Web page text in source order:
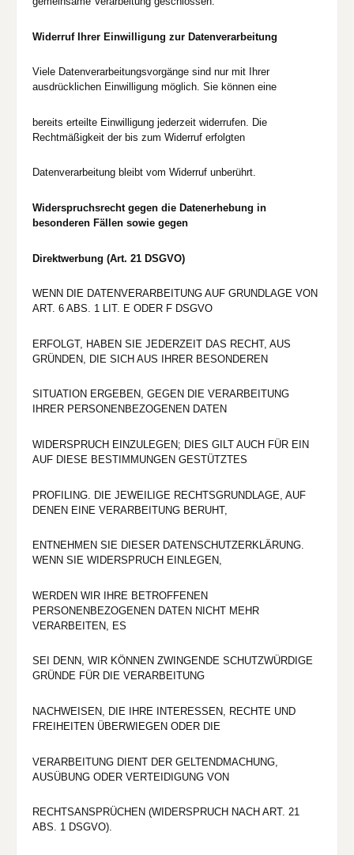
Widerruf Ihrer Einwilligung zur Datenverarbeitung
Viele Datenverarbeitungsvorgänge sind nur mit Ihrer
ausdrücklichen Einwilligung möglich. Sie können eine
bereits erteilte Einwilligung jederzeit widerrufen. Die
Rechtmäßigkeit der bis zum Widerruf erfolgten
Datenverarbeitung bleibt vom Widerruf unberührt.
Widerspruchsrecht gegen die Datenerhebung in
besonderen Fällen sowie gegen
Direktwerbung (Art. 21 DSGVO)
WENN DIE DATENVERARBEITUNG AUF GRUNDLAGE VON
ART. 6 ABS. 1 LIT. E ODER F DSGVO
ERFOLGT, HABEN SIE JEDERZEIT DAS RECHT, AUS
GRÜNDEN, DIE SICH AUS IHRER BESONDEREN
SITUATION ERGEBEN, GEGEN DIE VERARBEITUNG
IHRER PERSONENBEZOGENEN DATEN
WIDERSPRUCH EINZULEGEN; DIES GILT AUCH FÜR EIN
AUF DIESE BESTIMMUNGEN GESTÜTZTES
PROFILING. DIE JEWEILIGE RECHTSGRUNDLAGE, AUF
DENEN EINE VERARBEITUNG BERUHT,
ENTNEHMEN SIE DIESER DATENSCHUTZERKLÄRUNG.
WENN SIE WIDERSPRUCH EINLEGEN,
WERDEN WIR IHRE BETROFFENEN
PERSONENBEZOGENEN DATEN NICHT MEHR
VERARBEITEN, ES
SEI DENN, WIR KÖNNEN ZWINGENDE SCHUTZWÜRDIGE
GRÜNDE FÜR DIE VERARBEITUNG
NACHWEISEN, DIE IHRE INTERESSEN, RECHTE UND
FREIHEITEN ÜBERWIEGEN ODER DIE
VERARBEITUNG DIENT DER GELTENDMACHUNG,
AUSÜBUNG ODER VERTEIDIGUNG VON
RECHTSANSPRÜCHEN (WIDERSPRUCH NACH ART. 21
ABS. 1 DSGVO).